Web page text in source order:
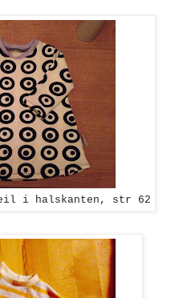
i halskanten, str 62